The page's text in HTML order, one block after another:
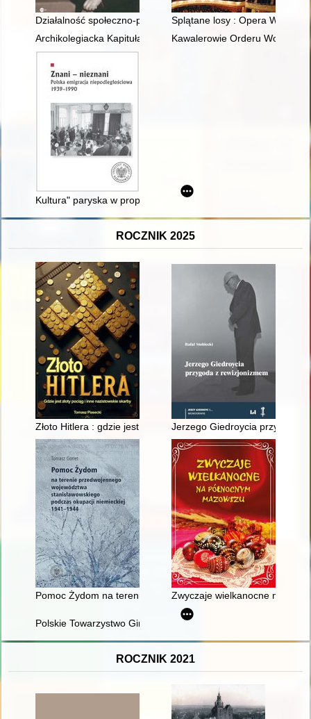
Działalność społeczno-polityczna arcybiskupa Józefa
Splątane losy : Opera
Archikolegiacka Kapituła Łęczycka Tum. T. 1,
Kawalerowie Orderu
Kultura" paryska w propagandzie komunistycznej (1947-1957)
ROCZNIK 2025
Złoto Hitlera : gdzie jest złoty pociąg i inne nazistowskie skarby
Jerzego Giedroycia przygoda
Pomoc Żydom na terenie przedwojennego województwa
Zwyczaje wielkanocne na
Polskie Towarzystwo Gimnastyczne "Sokół" : Rymanów 1907-
ROCZNIK 2021